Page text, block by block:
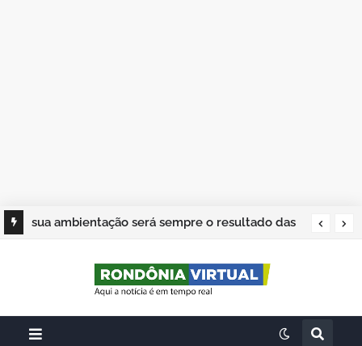
sua ambientação será sempre o resultado das